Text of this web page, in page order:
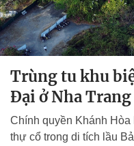
Trùng tu khu
Đại ở Nha
Chính quyền Khánh
thự cổ trong di tích lầu